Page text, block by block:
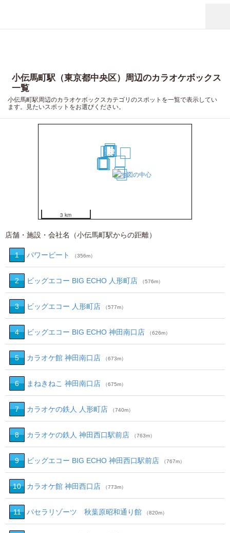
小伝馬町駅（東京都中央区）周辺のカラオケボックス
一覧
小伝馬町駅周辺のカラオケボックスカテゴリのスポットを一覧で表示してい
ます。見たいスポットをお選びください。
1
2
37
11
12
13
14
15
1617 18
19
20
3 km
店舗・施設・会社名（小伝馬町駅からの距離）
1 パワービート （356m）
2 ビッグエコー BIG ECHO 人形町店 （576m）
3 ビッグエコー 人形町店 （577m）
4 ビッグエコー BIG ECHO 神田南口店 （626m）
5 カラオケ館 神田南口店 （673m）
6 まねきねこ 神田南口店 （675m）
7 カラオケの鉄人 人形町店 （740m）
8 カラオケの鉄人 神田西口駅前店 （763m）
9 ビッグエコー BIG ECHO 神田西口駅前店 （767m）
10 カラオケ館 神田西口店 （773m）
11 パセラリゾーツ 秋葉原昭和通り館 （820m）